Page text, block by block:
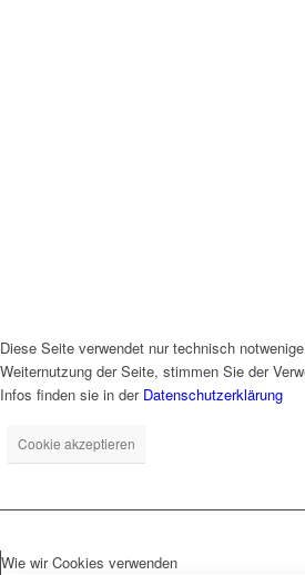
Diese Seite verwendet nur technisch
Weiternutzung der Seite, stimmen Sie der
Infos finden sie in der Datenschutzerklärung
Cookie akzeptieren
Wie wir Cookies verwenden